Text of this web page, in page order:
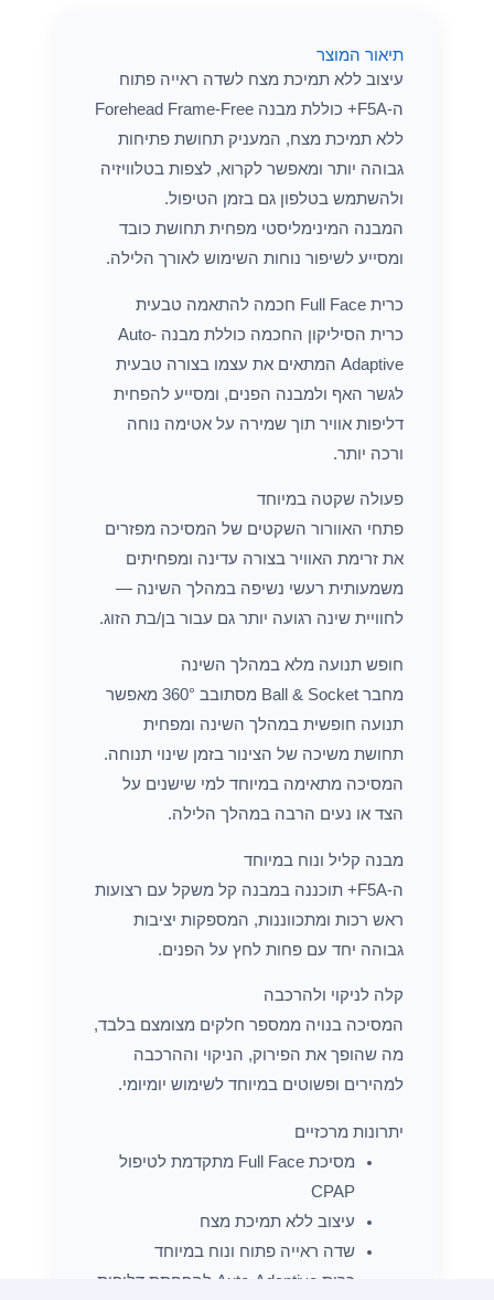
תיאור המוצר
עיצוב ללא תמיכת מצח לשדה ראייה פתוח
ה-F5A+ כוללת מבנה Forehead Frame-Free
ללא תמיכת מצח, המעניק תחושת פתיחות
גבוהה יותר ומאפשר לקרוא, לצפות בטלוויזיה
ולהשתמש בטלפון גם בזמן הטיפול.
המבנה המינימליסטי מפחית תחושת כובד
ומסייע לשיפור נוחות השימוש לאורך הלילה.
כרית Full Face חכמה להתאמה טבעית
כרית הסיליקון החכמה כוללת מבנה Auto-
Adaptive המתאים את עצמו בצורה טבעית
לגשר האף ולמבנה הפנים, ומסייע להפחית
דליפות אוויר תוך שמירה על אטימה נוחה
ורכה יותר.
פעולה שקטה במיוחד
פתחי האוורור השקטים של המסיכה מפזרים
את זרימת האוויר בצורה עדינה ומפחיתים
משמעותית רעשי נשיפה במהלך השינה —
לחוויית שינה רגועה יותר גם עבור בן/בת הזוג.
חופש תנועה מלא במהלך השינה
מחבר Ball & Socket מסתובב 360° מאפשר
תנועה חופשית במהלך השינה ומפחית
תחושת משיכה של הצינור בזמן שינוי תנוחה.
המסיכה מתאימה במיוחד למי שישנים על
הצד או נעים הרבה במהלך הלילה.
מבנה קליל ונוח במיוחד
ה-F5A+ תוכננה במבנה קל משקל עם רצועות
ראש רכות ומתכווננות, המספקות יציבות
גבוהה יחד עם פחות לחץ על הפנים.
קלה לניקוי ולהרכבה
המסיכה בנויה ממספר חלקים מצומצם בלבד,
מה שהופך את הפירוק, הניקוי וההרכבה
למהירים ופשוטים במיוחד לשימוש יומיומי.
יתרונות מרכזיים
מסיכת Full Face מתקדמת לטיפול
CPAP
עיצוב ללא תמיכת מצח
שדה ראייה פתוח ונוח במיוחד
כרית Auto-Adaptive להפחתת דליפות